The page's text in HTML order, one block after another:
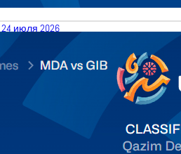
24 июля 2026
25.07.2026 Moldova vs Gibraltar
Division C
КалендарьТаблица Выберите Обзор
Читать далее